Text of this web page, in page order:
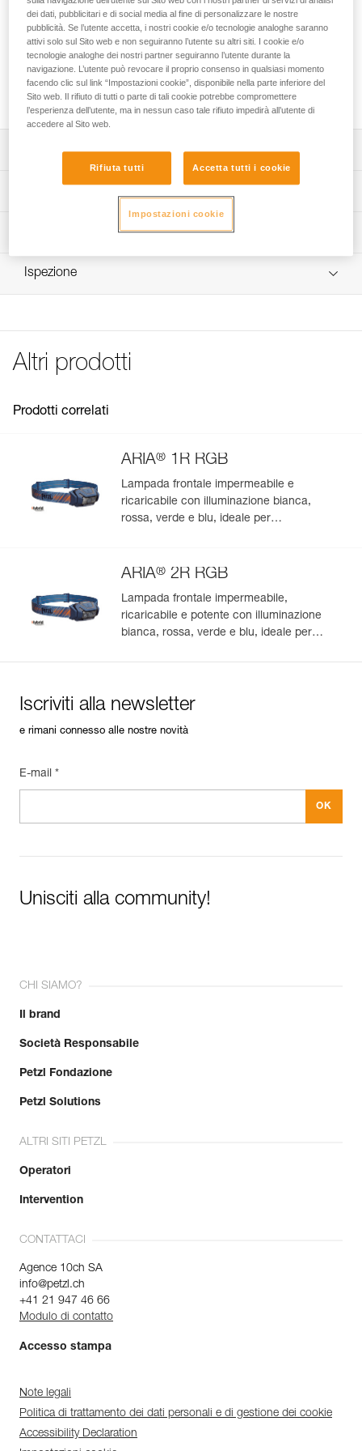
Fascia elastica di ricambio per le lampade frontali ARIA.
Cerchi la migliore lampada frontale per le tue attività?
ACCEDI ALLA GUIDA PER LA SCELTA
Descrizione
Fascia elastica di ricambio per lampade frontali ARIA 1R
RGB e ARIA 2R RGB (versioni a partire dal 2026).
Colore(i) : BLACK
Confezione : 1
Codice : E068BA02
Colore(i) : CAMO
Informazioni tecniche
Scarica il pdf technical-notice-Bandeau ARIA-1
Ispezione
Altri prodotti
Prodotti correlati
ARIA® 1R RGB
Lampada frontale impermeabile e
ricaricabile con illuminazione bianca,
rossa, verde e blu, ideale per
ARIA® 2R RGB
Lampada frontale impermeabile,
ricaricabile e potente con illuminazione
bianca, rossa, verde e blu, ideale per
Iscriviti alla newsletter
e rimani connesso alle nostre novità
E-mail *
Unisciti alla community!
CHI SIAMO?
Il brand
Società Responsabile
Petzl Fondazione
Petzl Solutions
ALTRI SITI PETZL
Operatori
Intervention
CONTATTACI
Agence 10ch SA
info@petzl.ch
+41 21 947 46 66
Modulo di contatto
Accesso stampa
Note legali
Politica di trattamento dei dati personali e di gestione dei cookie
Accessibility Declaration
dei dati, pubblicitari e di social media al fine di personalizzare le nostre
pubblicità. Se l’utente accetta, i nostri cookie e/o tecnologie analoghe saranno
attivi solo sul Sito web e non seguiranno l’utente su altri siti. I cookie e/o
tecnologie analoghe dei nostri partner seguiranno l’utente durante la
navigazione. L’utente può revocare il proprio consenso in qualsiasi momento
facendo clic sul link “Impostazioni cookie”, disponibile nella parte inferiore del
Sito web. Il rifiuto di tutti o parte di tali cookie potrebbe compromettere
l’esperienza dell’utente, ma in nessun caso tale rifiuto impedirà all’utente di
accedere al Sito web.
Rifiuta tutti Accetta tutti i cookie
Impostazioni cookie